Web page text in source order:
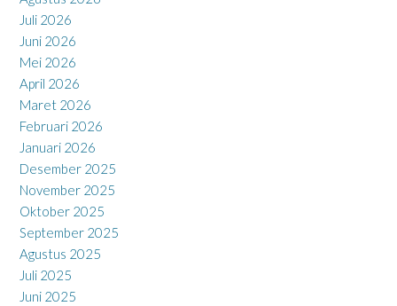
Juli 2026
Juni 2026
Mei 2026
April 2026
Maret 2026
Februari 2026
Januari 2026
Desember 2025
November 2025
Oktober 2025
September 2025
Agustus 2025
Juli 2025
Juni 2025